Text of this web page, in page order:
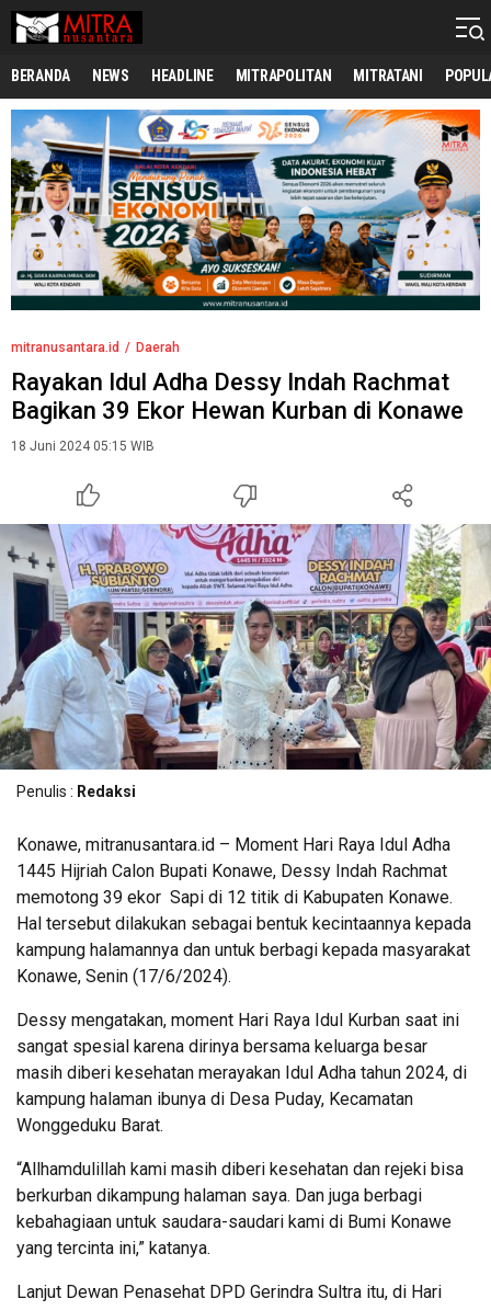
mitranusantara.id
Mitranya Masyarakat Indonesia
BERANDA NEWS HEADLINE MITRAPOLITAN MITRATANI
mitranusantara.id Daerah
Rayakan Idul Adha Dessy Indah Rachmat
Bagikan 39 Ekor Hewan Kurban di Konawe
18 Juni 2024 05:15 WIB
Penulis : Redaksi
Konawe, mitranusantara.id – Moment Hari Raya Idul Adha
1445 Hijriah Calon Bupati Konawe, Dessy Indah Rachmat
memotong 39 ekor Sapi di 12 titik di Kabupaten Konawe.
Hal tersebut dilakukan sebagai bentuk kecintaannya kepada
kampung halamannya dan untuk berbagi kepada masyarakat
Konawe, Senin (17/6/2024).
Dessy mengatakan, moment Hari Raya Idul Kurban saat ini
sangat spesial karena dirinya bersama keluarga besar
masih diberi kesehatan merayakan Idul Adha tahun 2024, di
kampung halaman ibunya di Desa Puday, Kecamatan
Wonggeduku Barat.
“Allhamdulillah kami masih diberi kesehatan dan rejeki bisa
berkurban dikampung halaman saya. Dan juga berbagi
kebahagiaan untuk saudara-saudari kami di Bumi Konawe
yang tercinta ini,” katanya.
Lanjut Dewan Penasehat DPD Gerindra Sultra itu, di Hari